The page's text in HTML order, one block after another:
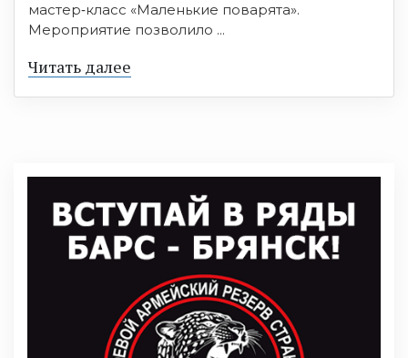
мастер‑класс «Маленькие поварята».
Мероприятие позволило ...
Читать далее